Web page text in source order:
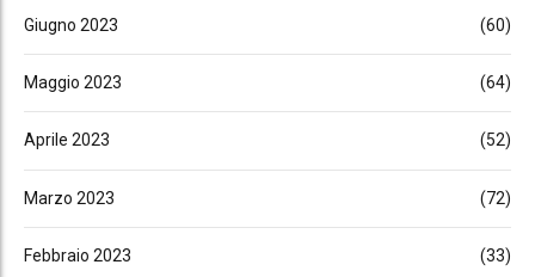
Giugno 2023 (60)
Maggio 2023 (64)
Aprile 2023 (52)
Marzo 2023 (72)
Febbraio 2023 (33)